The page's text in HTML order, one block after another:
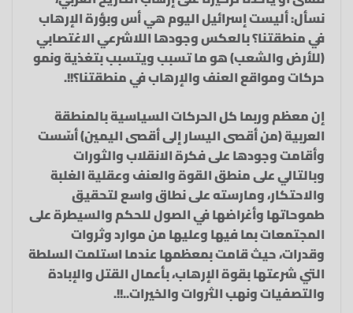
نسأل: أليست إسرائيل اليوم هي أس وبؤرة الإرهاب
في منطقتنا؟ بالعكس وجودها اللاشرعي الاغتصابي
(للأرض والشعب) هو ما تسبب ويتسبب بتغذية ونمو
حركات ومواقع العنف والإرهاب في منطقتنا؟!!.
إن معظم وربما كل الحركات السياسية بالمنطقة
العربية (من أقصى اليسار إلى أقصى اليمين) أسّست
وأقامت وجودها على فكرة الانقلاب والثورات
وبالتالي على منطق القوة والعنف وعقلية الغلبة
والاحتكار، ومارسته على نطاق واسع لتحقيق
طموحاتها وأغراضها في الصول للحكم والسيطرة على
المجتمعات بما فيها وعليها من موارد وثروات
وقدرات، حيث قامت بمعظمها عندما استلمت السلطة
التي شرعتها بقوة الإرهاب، بأعمال القتل والإبادة
والتصفيات ونهب الثروات والخيرات..!!.